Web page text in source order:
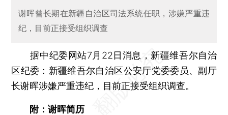
谢晖曾长期在新疆自治区司法系统任职，涉嫌严重违
纪，目前正接受组织调查
据中纪委网站7月22日消息，新疆维吾尔自治
区纪委：新疆维吾尔自治区公安厅党委委员、副厅
长谢晖涉嫌严重违纪，目前正接受组织调查。
附：谢晖简历